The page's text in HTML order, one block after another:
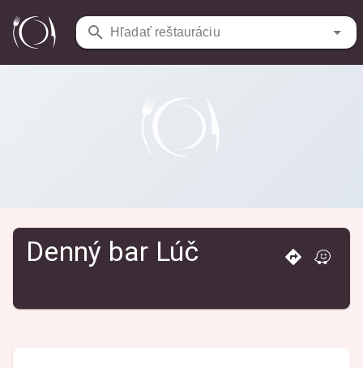
Hľadať reštauráciu
Reštaurácie / Denný bar Lúč
Denný bar Lúč